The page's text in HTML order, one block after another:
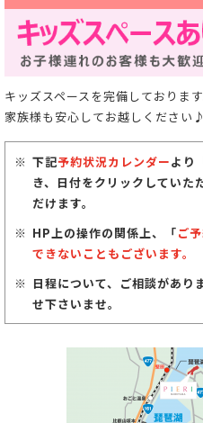
キッズスペースを完備しておりま
家族様も安心してお越しください♪
下記予約状況カレンダーより
き、日付をクリックしていた
だけます。
HP上の操作の関係上、「ご
できないこともございます。
日程について、ご相談があり
せ下さいませ。